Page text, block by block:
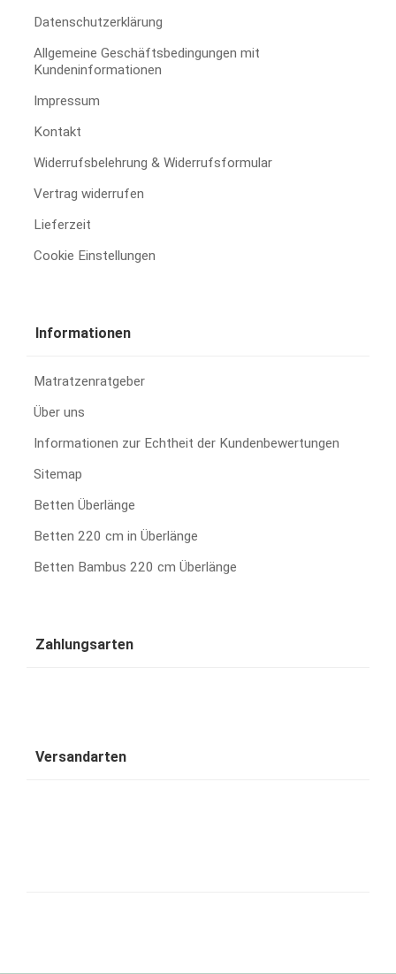
Datenschutzerklärung
Allgemeine Geschäftsbedingungen mit
Kundeninformationen
Impressum
Kontakt
Widerrufsbelehrung & Widerrufsformular
Vertrag widerrufen
Lieferzeit
Cookie Einstellungen
Informationen
Matratzenratgeber
Über uns
Informationen zur Echtheit der Kundenbewertungen
Sitemap
Betten Überlänge
Betten 220 cm in Überlänge
Betten Bambus 220 cm Überlänge
Zahlungsarten
Versandarten